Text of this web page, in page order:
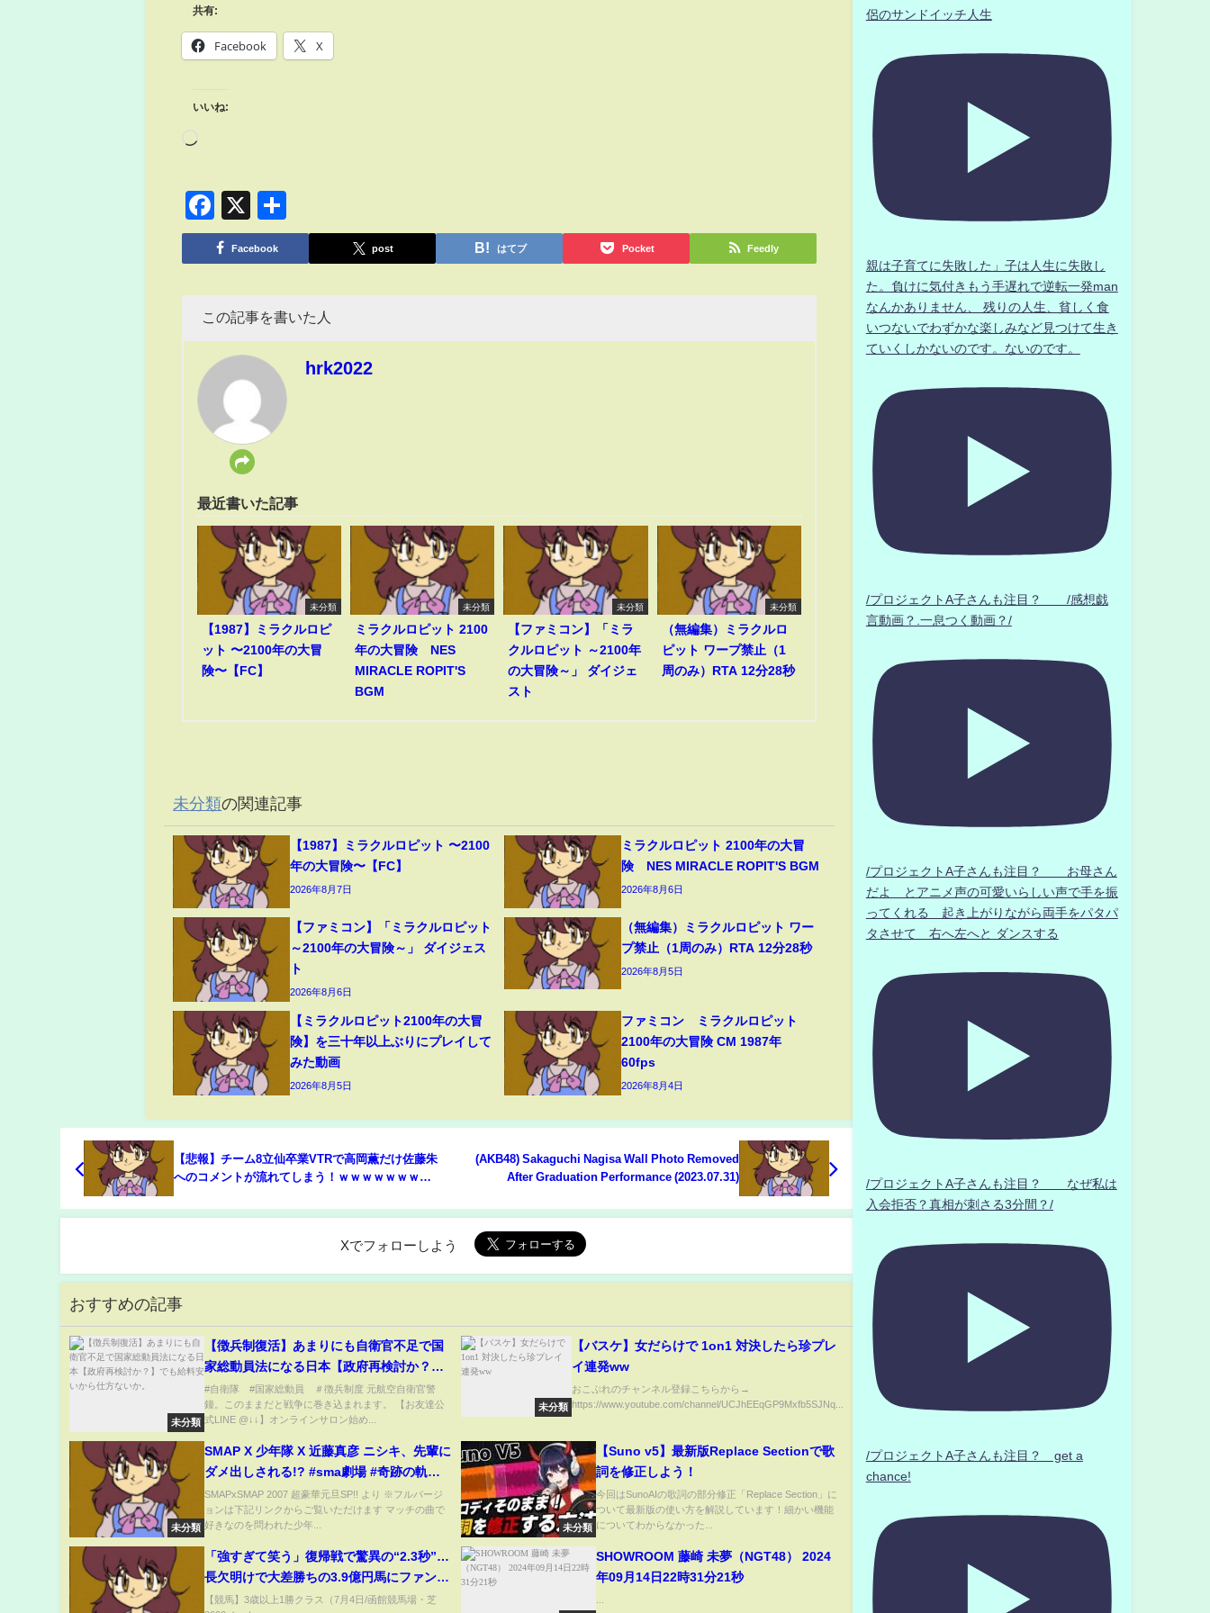
共有:
Facebook X
いいね:
Facebook
X
有
Facebook post はてブ Pocket Feedly
この記事を書いた人
hrk2022
最近書いた記事
未分類
【1987】ミラクルロピ
ット 〜2100年の大冒
険〜【FC】
未分類
ミラクルロピット 2100
年の大冒険 NES
MIRACLE ROPIT'S
BGM
未分類
【ファミコン】「ミラ
クルロピット ～2100年
の大冒険～」 ダイジェ
スト
未分類
（無編集）ミラクルロ
ピット ワープ禁止（1
周のみ）RTA 12分28秒
未分類の関連記事
【1987】ミラクルロピット 〜2100
年の大冒険〜【FC】
2026年8月7日
ミラクルロピット 2100年の大冒
険 NES MIRACLE ROPIT'S BGM
2026年8月6日
【ファミコン】「ミラクルロピット
～2100年の大冒険～」 ダイジェス
ト
2026年8月6日
（無編集）ミラクルロピット ワー
プ禁止（1周のみ）RTA 12分28秒
2026年8月5日
【ミラクルロピット2100年の大冒
険】を三十年以上ぶりにプレイして
みた動画
2026年8月5日
ファミコン ミラクルロピット
2100年の大冒険 CM 1987年
60fps
2026年8月4日
【悲報】チーム8立仙卒業VTRで高岡薫だけ佐藤朱
へのコメントが流れてしまう！ｗｗｗｗｗｗｗｗ
ありえない大ハプニング
(AKB48) Sakaguchi Nagisa Wall Photo Removed
After Graduation Performance (2023.07.31)
Xでフォローしよう
おすすめの記事
未分類
【徴兵制復活】あまりにも自衛官不足で国
家総動員法になる日本【政府再検討か？】
でも給料安いから仕方ないか。
#自衛隊 #国家総動員 ＃徴兵制度 元航空自衛官警
鐘。このままだと戦争に巻き込まれます。 【お友達公
式LINE @↓↓】オンラインサロン始め...
未分類
【バスケ】女だらけで 1on1 対決したら珍プレ
イ連発ww
おこぷれのチャンネル登録こちらから→
https://www.youtube.com/channel/UCJhEEqGP9Mxfb5SJNq...
未分類
SMAP X 少年隊 X 近藤真彦 ニシキ、先輩に
ダメ出しされる!? #sma劇場 #奇跡の軌跡
#shorts
SMAPxSMAP 2007 超豪華元旦SP!! より ※フルバージ
ョンは下記リンクからご覧いただけます マッチの曲で
好きなのを問われた少年...
未分類
【Suno v5】最新版Replace Sectionで歌
詞を修正しよう！
今回はSunoAIの歌詞の部分修正「Replace Section」に
ついて最新版の使い方を解説しています！細かい機能
についてわからなかった...
「強すぎて笑う」復帰戦で驚異の“2.3秒”…
長欠明けで大差勝ちの3.9億円馬にファン衝
撃「怪物の帰還」(ABEMA TIMES)
【競馬】3歳以上1勝クラス（7月4日/函館競馬場・芝
SHOWROOM 藤崎 未夢（NGT48） 2024
年09月14日22時31分21秒
侶のサンドイッチ人生
親は子育てに失敗した」子は人生に失敗し
た。負けに気付きもう手遅れで逆転一発man
なんかありません、 残りの人生、貧しく食
いつないでわずかな楽しみなど見つけて生き
ていくしかないのです。ないのです。
/プロジェクトA子さんも注目？ /感想戯
言動画？.一息つく動画？/
/プロジェクトA子さんも注目？ お母さん
だよ とアニメ声の可愛いらしい声で手を振
ってくれる 起き上がりながら両手をパタパ
タさせて 右へ左へと ダンスする
/プロジェクトA子さんも注目？ なぜ私は
入会拒否？真相が刺さる3分間？/
/プロジェクトA子さんも注目？ get a
chance!